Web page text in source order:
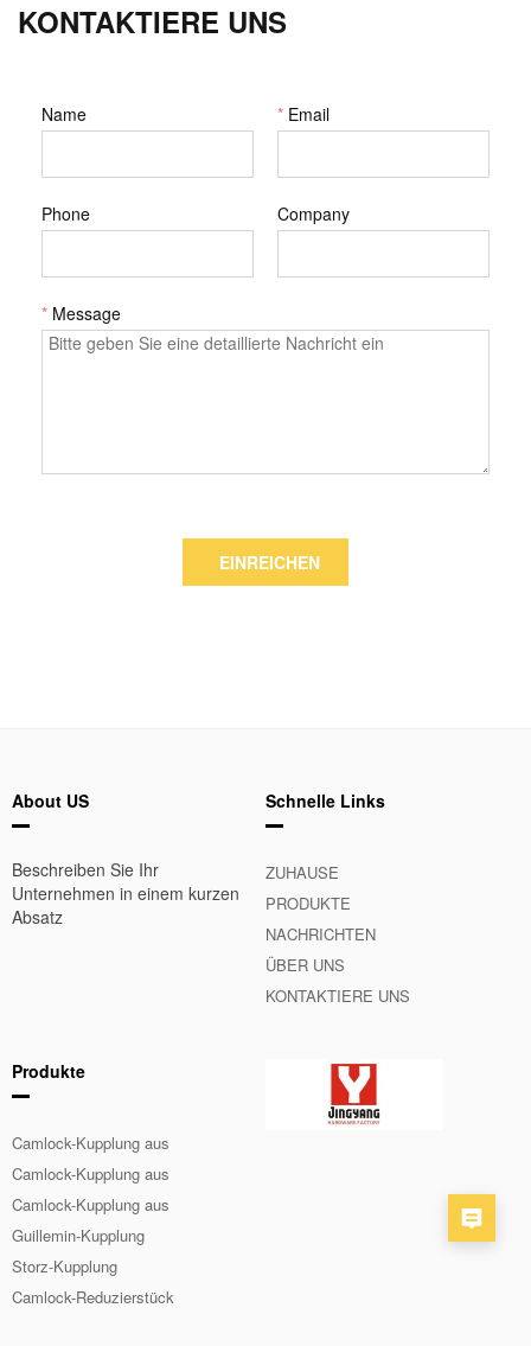
KONTAKTIERE UNS
Name * Email
Phone Company
* Message
EINREICHEN
About US
Beschreiben Sie Ihr
Unternehmen in einem kurzen
Absatz
Schnelle Links
ZUHAUSE
PRODUKTE
NACHRICHTEN
ÜBER UNS
KONTAKTIERE UNS
Produkte
Camlock-Kupplung aus
Aluminium
Camlock-Kupplung aus
Edelstahl
Camlock-Kupplung aus
Messing
Guillemin-Kupplung
Storz-Kupplung
Camlock-Reduzierstück